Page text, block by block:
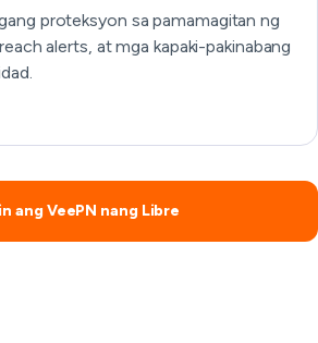
proteksyon sa pamamagitan ng
alerts, at mga kapaki-pakinabang
ang VeePN nang Libre